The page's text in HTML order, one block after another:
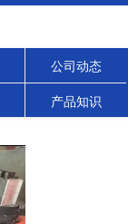
公司动态
产品知识